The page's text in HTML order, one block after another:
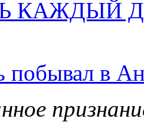
КАЖДЫЙ
побывал в